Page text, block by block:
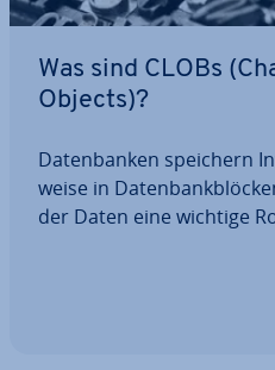
Was sind CLOBs
Objects)?
Da­ten­ban­ken speichern
wei­se in
der Daten eine wichtige